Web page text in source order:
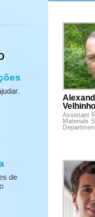
de
Velhinho
Assistant
Materials